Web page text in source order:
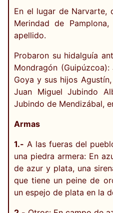
En el lugar de Narvarte,
Merindad de
apellido.
Probaron su hidalguía
Mondragón
Goya y sus hijos
Juan Miguel Jubindo
Jubindo de Mendizábal,
Armas
1.- A las fueras del
una piedra armera: En
de azur y plata, una
que tiene un peine de
un espejo de plata en la